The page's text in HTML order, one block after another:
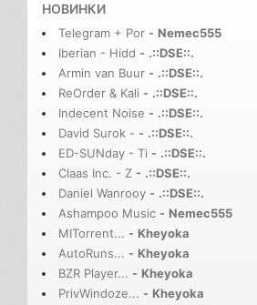
НОВИНКИ
Telegram + Por - Nemec555
Iberian - Hidd - .::DSE::.
Armin van Buur - .::DSE::.
ReOrder & Kali - .::DSE::.
Indecent Noise - .::DSE::.
David Surok - - .::DSE::.
ED-SUNday - Ti - .::DSE::.
Claas Inc. - Z - .::DSE::.
Daniel Wanrooy - .::DSE::.
Ashampoo Music - Nemec555
MITorrent... - Kheyoka
AutoRuns... - Kheyoka
BZR Player... - Kheyoka
PrivWindoze... - Kheyoka